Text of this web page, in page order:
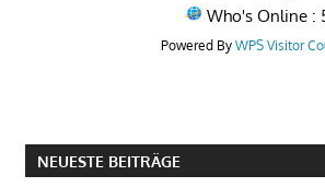
Who's Online :
Powered By WPS Visitor
NEUESTE BEITRÄGE